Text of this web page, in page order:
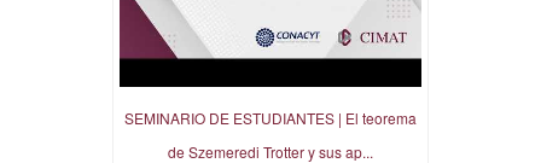
SEMINARIO DE ESTUDIANTES | El teorema
de Szemeredi Trotter y sus ap...